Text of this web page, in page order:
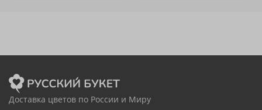
Доставка цветов по России и Миру